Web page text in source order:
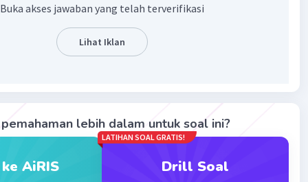
dinaikkan dua kali, maka waktu yang ditempuh
setengahnya merupakan pernyataan yang benar karena
akan bertambah bila waktunya dikurangi.
·0.0(0) Balas
Buka akses jawaban yang telah terverifikasi
Lihat Iklan
lebih dalam untuk soal ini?
AiRIS
LATIHAN SOAL GRATIS!
Drill Soal